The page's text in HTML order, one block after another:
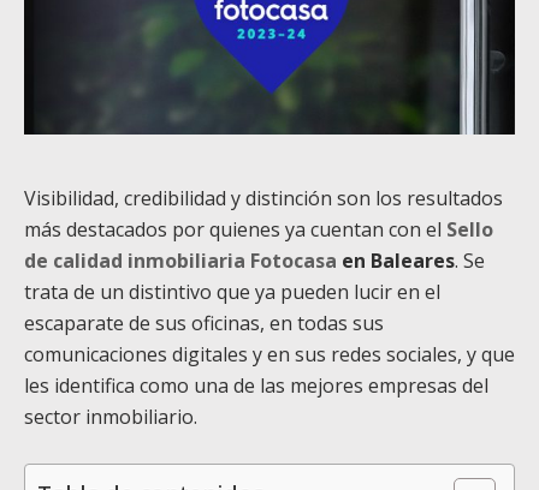
Visibilidad, credibilidad y distinción son los resultados
más destacados por quienes ya cuentan con el Sello
de calidad inmobiliaria Fotocasa en Baleares. Se
trata de un distintivo que ya pueden lucir en el
escaparate de sus oficinas, en todas sus
comunicaciones digitales y en sus redes sociales, y que
les identifica como una de las mejores empresas del
sector inmobiliario.